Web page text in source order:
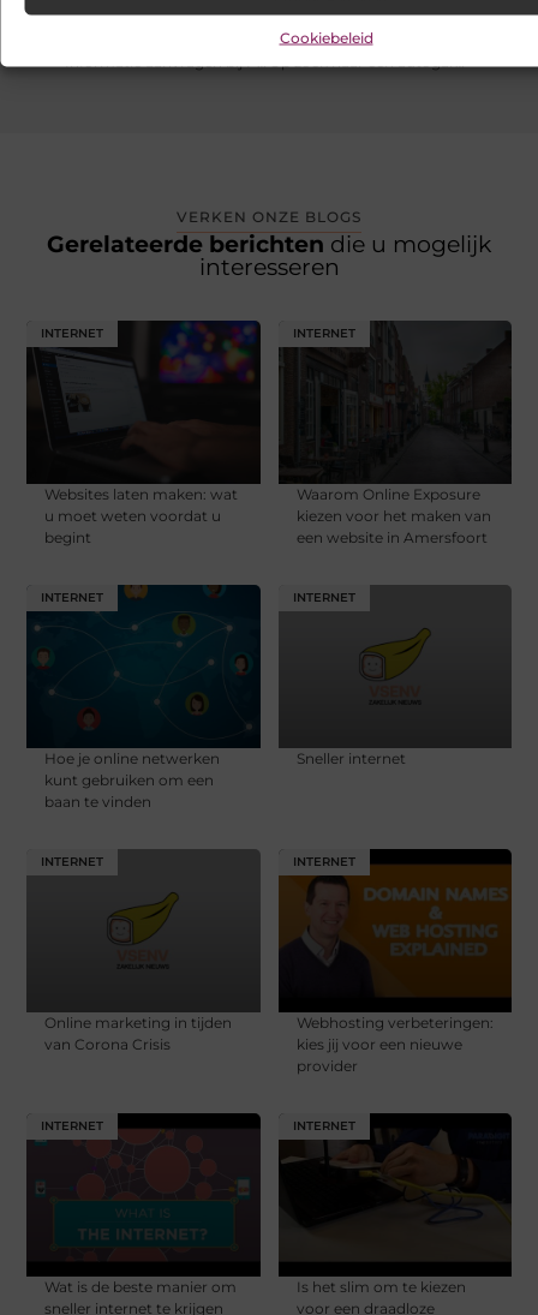
Cookiebeleid
Informatie aanvragen bij Profall
VOLGENDE
Op zoek naar een autogarage in Naarden?
VERKEN ONZE BLOGS
Gerelateerde berichten die u mogelijk
interesseren
INTERNET
Websites laten maken: wat
u moet weten voordat u
begint
INTERNET
Waarom Online Exposure
kiezen voor het maken van
een website in Amersfoort
INTERNET
Hoe je online netwerken
kunt gebruiken om een
baan te vinden
INTERNET
Sneller internet
INTERNET
Online marketing in tijden
van Corona Crisis
INTERNET
Webhosting verbeteringen:
kies jij voor een nieuwe
provider
INTERNET
Wat is de beste manier om
sneller internet te krijgen
INTERNET
Is het slim om te kiezen
voor een draadloze